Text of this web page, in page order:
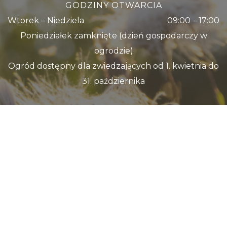
GODZINY OTWARCIA
Wtorek – Niedziela
09:00 – 17:00
Poniedziałek zamknięte (dzień gospodarczy w
ogrodzie)
Ogród dostępny dla zwiedzających od 1. kwietnia do
31. października